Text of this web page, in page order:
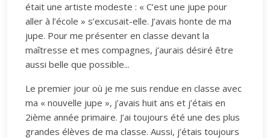
était une artiste modeste : « C’est une jupe pour
aller à l’école » s’excusait-elle. J’avais honte de ma
jupe. Pour me présenter en classe devant la
maîtresse et mes compagnes, j’aurais désiré être
aussi belle que possible...
Le premier jour où je me suis rendue en classe avec
ma « nouvelle jupe », j’avais huit ans et j’étais en
2ième année primaire. J’ai toujours été une des plus
grandes élèves de ma classe. Aussi, j’étais toujours